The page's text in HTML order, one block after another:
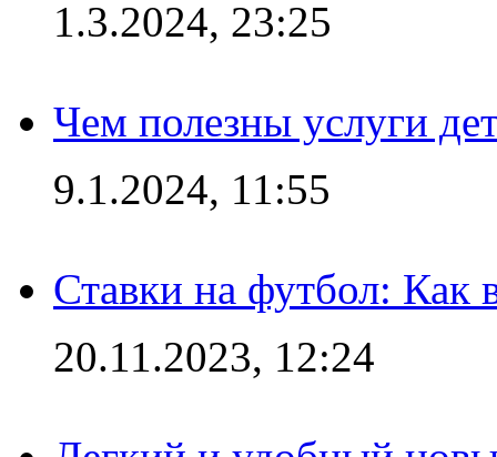
1.3.2024, 23:25
Чем полезны услуги
9.1.2024, 11:55
Ставки на футбол: Как
20.11.2023, 12:24